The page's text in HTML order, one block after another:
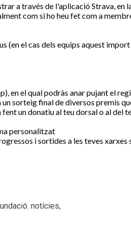
a través de l'aplicació Strava, en
com si ho heu fet com a
(en el cas dels equips aquest
en el qual podràs anar pujant el
sorteig final de diversos premis
un donatiu al teu dorsal o al del
personalitzat
i sortides a les teves
notícies,